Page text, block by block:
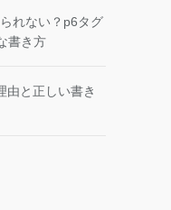
れない？p6タグ
書き方
由と正しい書き